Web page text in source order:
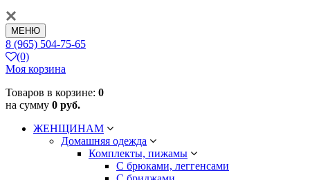
МЕНЮ
8 (965) 504-75-65
(0)
Моя корзина
Товаров в корзине: 0
на сумму 0 руб.
ЖЕНЩИНАМ
Домашняя одежда
Комплекты, пижамы
С брюками, леггенсами